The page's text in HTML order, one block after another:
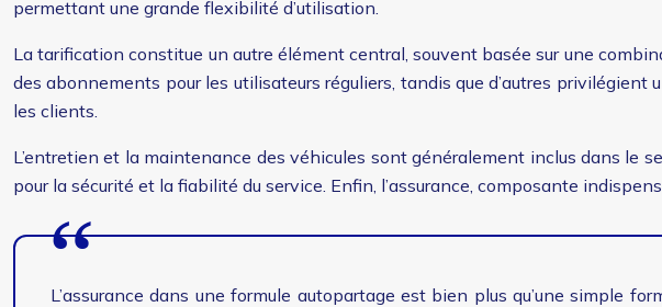
permettant une grande flexibilité d’utilisation.
La tarification constitue un autre élément central, souvent basée sur une
des abonnements pour les utilisateurs réguliers, tandis que d’autres
les clients.
L’entretien et la maintenance des véhicules sont généralement inclus dans le
pour la sécurité et la fiabilité du service. Enfin, l’assurance, composante
L’assurance dans une formule autopartage est bien plus qu’une simple